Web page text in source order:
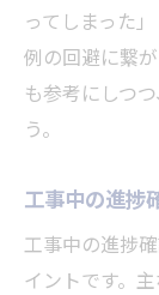
ってしまった
例の回避に繋
も参考にしつ
う。
工事中の進捗
工事中の進捗
イントです。